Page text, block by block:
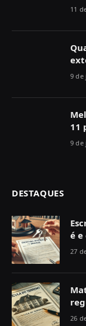
11
9 de
11
9 de
DESTAQUES
é e
27
26